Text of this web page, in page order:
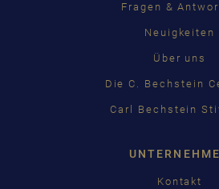
Fragen &
Neuigkeiten
Über uns
Die C. Bechstein
Carl Bechstein
Kontakt